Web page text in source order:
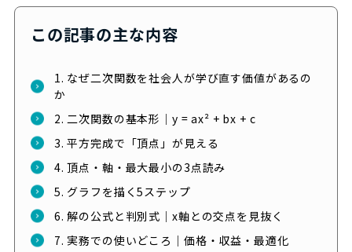
この記事の主な内容
1. なぜ二次関数を社会人が学び直す価値があるの
か
2. 二次関数の基本形｜y = ax² + bx + c
3. 平方完成で「頂点」が見える
4. 頂点・軸・最大最小の3点読み
5. グラフを描く5ステップ
6. 解の公式と判別式｜x軸との交点を見抜く
7. 実務での使いどころ｜価格・収益・最適化